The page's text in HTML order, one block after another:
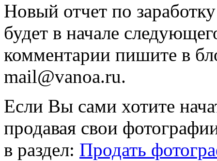
Новый отчет по
будет в начале
комментарии пишите в
mail@vanoa.ru.
Если Вы сами хотите
продавая свои
в раздел: Продать